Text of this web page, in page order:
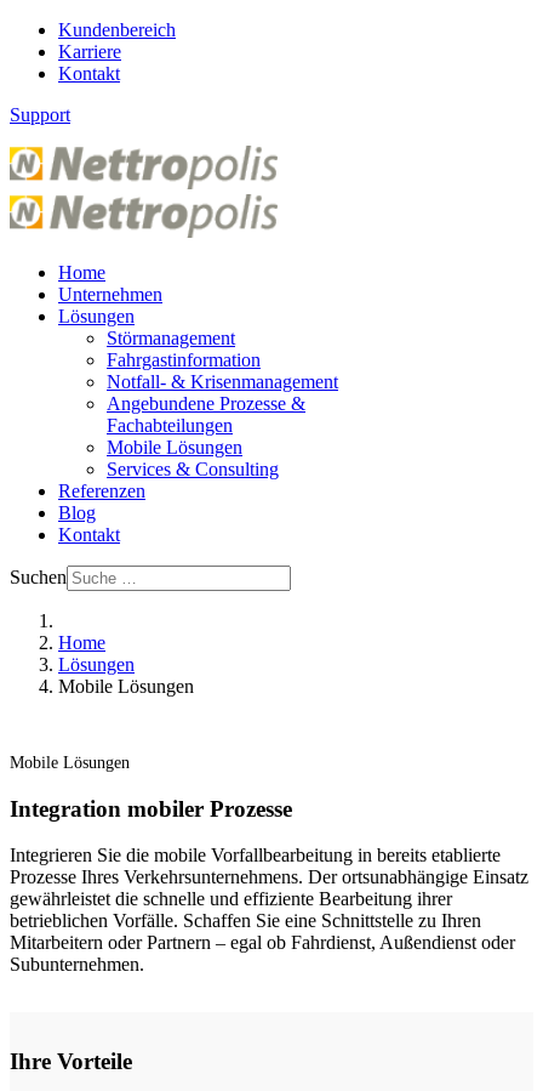
Kundenbereich
Karriere
Kontakt
Support
Home
Unternehmen
Lösungen
Störmanagement
Fahrgastinformation
Notfall- & Krisenmanagement
Angebundene Prozesse &
Fachabteilungen
Mobile Lösungen
Services & Consulting
Referenzen
Blog
Kontakt
Suchen
Home
Lösungen
Mobile Lösungen
Mobile Lösungen
Integration mobiler Prozesse
Integrieren Sie die mobile Vorfallbearbeitung in bereits etablierte
Prozesse Ihres Verkehrsunternehmens. Der ortsunabhängige Einsatz
gewährleistet die schnelle und effiziente Bearbeitung ihrer
betrieblichen Vorfälle. Schaffen Sie eine Schnittstelle zu Ihren
Mitarbeitern oder Partnern – egal ob Fahrdienst, Außendienst oder
Subunternehmen.
Ihre Vorteile